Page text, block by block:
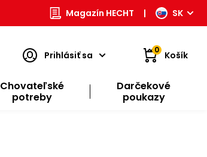
Magazín HECHT | SK
Prihlásiť sa 0 Košík
Chovateľské
potreby
Darčekové
poukazy